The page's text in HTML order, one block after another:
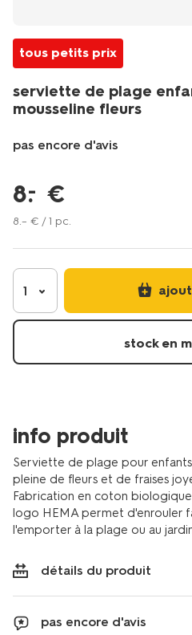
tous petits prix
serviette de plage
mousseline fleurs
pas encore d'avis
fr/bain-
toilette/linge-
de-
de-
plage/serviette-
de-
enfant-
fleurs-
8.
– €
8.– € / 1 pc.
1
stock en
info produit
Serviette de plage pour
pleine de fleurs et de fraises
Fabrication en coton
logo HEMA permet d'enrouler
l'emporter à la plage ou au
détails du produit
pas encore d'avis